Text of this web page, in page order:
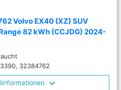
Volvo EX40 (XZ) SUV
82 kWh (CCJDG) 2024-
32384762